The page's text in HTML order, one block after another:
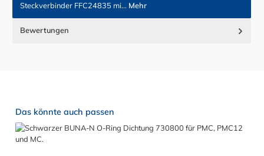
Steckverbinder FFC24835 mi… Mehr
Bewertungen
Produktgalerie überspringen
Das könnte auch passen